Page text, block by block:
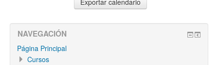
NAVEGACIÓN
Página Principal
Cursos